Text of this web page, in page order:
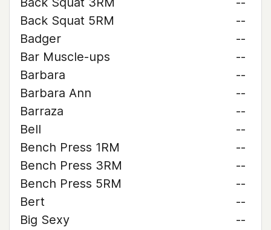
Back Squat 5RM
--
Badger
--
Bar Muscle-ups
--
Barbara
--
Barbara Ann
--
Barraza
--
Bell
--
Bench Press 1RM
--
Bench Press 3RM
--
Bench Press 5RM
--
Bert
--
Big Sexy
--